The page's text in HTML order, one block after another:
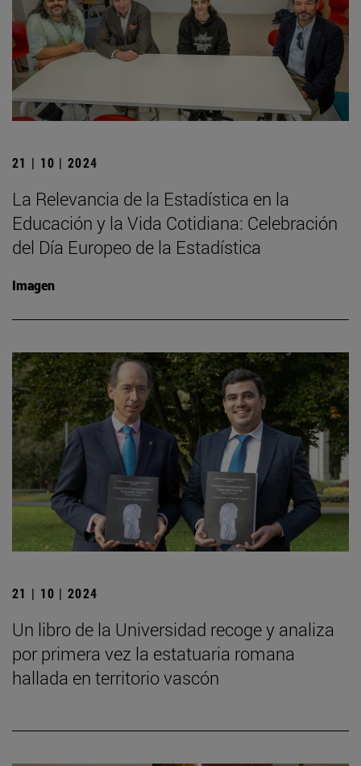
21 | 10 | 2024
La Relevancia de la Estadística en la
Educación y la Vida Cotidiana: Celebración
del Día Europeo de la Estadística
Imagen
21 | 10 | 2024
Un libro de la Universidad recoge y analiza
por primera vez la estatuaria romana
hallada en territorio vascón